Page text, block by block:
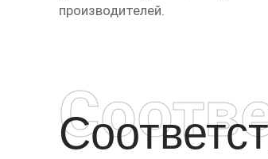
производителей.